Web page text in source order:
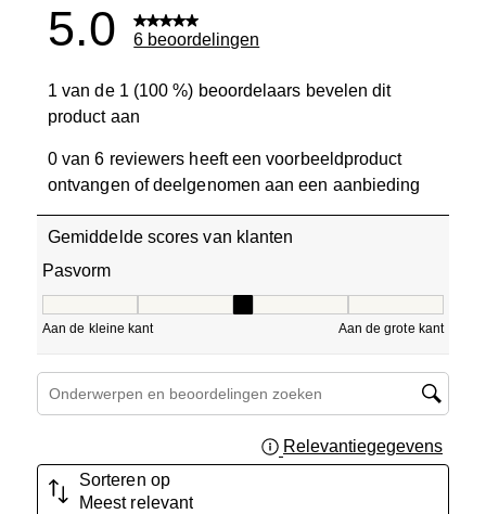
5.0 6 beoordelingen
1 van de 1 (100 %) beoordelaars bevelen dit
product aan
0 van 6 reviewers heeft een voorbeeldproduct
ontvangen of deelgenomen aan een aanbieding
Gemiddelde scores van klanten
Pasvorm
Aan de kleine kant Aan de grote kant
Onderwerpen en beoordelingen zoeken per regio
Relevantiegegevens
Sorteren op
Meest relevant